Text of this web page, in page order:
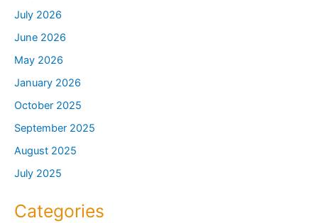
July 2026
June 2026
May 2026
January 2026
October 2025
September 2025
August 2025
July 2025
Categories